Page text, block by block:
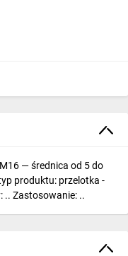
— średnica od 5 do
produktu: przelotka -
.. Zastosowanie: ..